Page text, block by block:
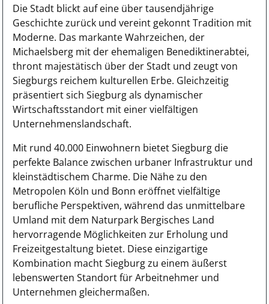
Die Stadt blickt auf eine über tausendjährige
Geschichte zurück und vereint gekonnt Tradition mit
Moderne. Das markante Wahrzeichen, der
Michaelsberg mit der ehemaligen Benediktinerabtei,
thront majestätisch über der Stadt und zeugt von
Siegburgs reichem kulturellen Erbe. Gleichzeitig
präsentiert sich Siegburg als dynamischer
Wirtschaftsstandort mit einer vielfältigen
Unternehmenslandschaft.
Mit rund 40.000 Einwohnern bietet Siegburg die
perfekte Balance zwischen urbaner Infrastruktur und
kleinstädtischem Charme. Die Nähe zu den
Metropolen Köln und Bonn eröffnet vielfältige
berufliche Perspektiven, während das unmittelbare
Umland mit dem Naturpark Bergisches Land
hervorragende Möglichkeiten zur Erholung und
Freizeitgestaltung bietet. Diese einzigartige
Kombination macht Siegburg zu einem äußerst
lebenswerten Standort für Arbeitnehmer und
Unternehmen gleichermaßen.